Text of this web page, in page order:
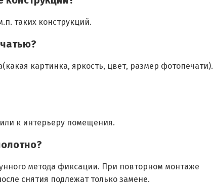
таких конструкций.
картинка, яркость, цвет, размер фотопечати).
к интерьеру помещения.
метода фиксации. При повторном монтаже
снятия подлежат только замене.